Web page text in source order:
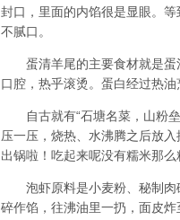
封口，里面的内馅很是显眼。
不腻口。
蛋清羊尾的主要食材就是蛋
口腔，热乎滚烫。蛋白经过热
自古就有“石塘名菜，山粉垒
压一压，烧热、水沸腾之后放
出锅啦！吃起来呢没有糯米那
泡虾原料是小麦粉、秘制肉
碎作馅，往沸油里一扔，面皮